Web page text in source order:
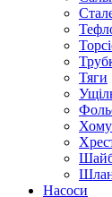
Тяги
Насоси